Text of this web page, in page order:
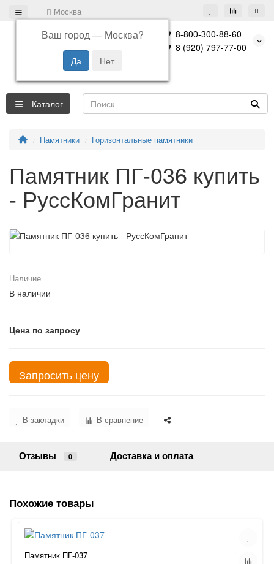
Москва
Ваш город — Москва?
8-800-300-88-60
8 (920) 797-77-00
Каталог
Памятники Горизонтальные памятники
Памятник ПГ-036 купить
- РуссКомГранит
Наличие
В наличии
Цена по запросу
Запросить цену
В закладки В сравнение
Отзывы 0 Доставка и оплата
Похожие товары
Памятник ПГ-037